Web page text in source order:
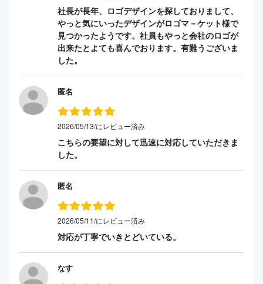
社長が長年、ロゴデザインを探しておりまして、
やっと気にいったデザインがロゴマ－ケット様で
見つかったようです。社員もやっと会社のロゴが
出来たとよても喜んでおります。有難うございま
した。
匿名
2026/05/13/にレビュー済み
こちらの要望に対して迅速に対応していただきま
した。
匿名
2026/05/11/にレビュー済み
対応が丁寧でいきとどいている。
なす